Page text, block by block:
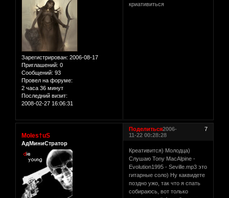
Зарегистрирован: 2006-08-17
Приглашений: 0
Сообщений: 93
Провел на форуме:
2 часа 36 минут
Последний визит:
2008-02-27 16:06:31
криативиться
Поделиться 7
2006-
11-22 00:28:28
Moles†uS
АдМиниСтратор
Креативится) Молодца)
Слушаю Tony MacAlpine -
Evolution1995 - Seville.mp3 это
гитарные соло) Ну каквидете
поздно ужо, так что я спать
собираюсь, вот только